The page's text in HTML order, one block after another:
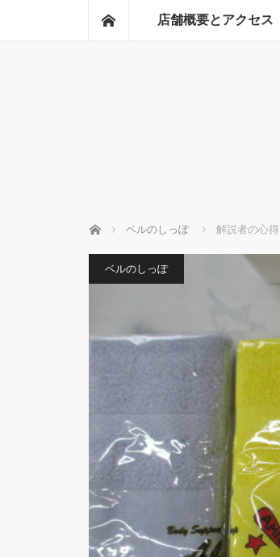
ホーム店舗概要とアクセス
ホーム ベルのしっぽ 解説者の心得
ベルのしっぽ